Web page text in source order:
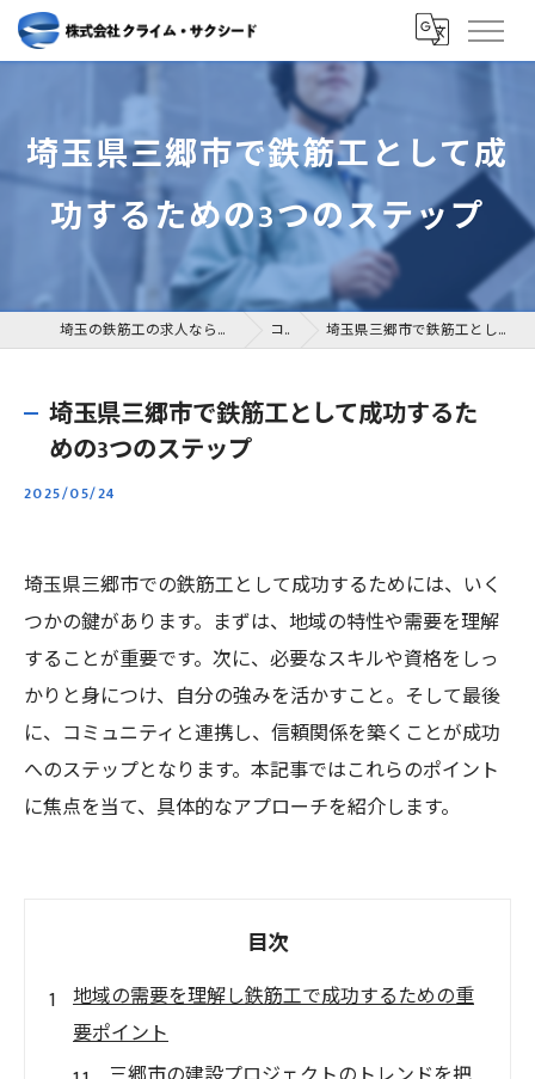
埼玉県三郷市で鉄筋工として成
功するための3つのステップ
埼玉の鉄筋工の求人なら株式会社クライム・サクシード コラム 埼玉県三郷市で鉄筋工として成功するための3つのステップ
埼玉県三郷市で鉄筋工として成功するた
めの3つのステップ
2025/05/24
埼玉県三郷市での鉄筋工として成功するためには、いく
つかの鍵があります。まずは、地域の特性や需要を理解
することが重要です。次に、必要なスキルや資格をしっ
かりと身につけ、自分の強みを活かすこと。そして最後
に、コミュニティと連携し、信頼関係を築くことが成功
へのステップとなります。本記事ではこれらのポイント
に焦点を当て、具体的なアプローチを紹介します。
目次
地域の需要を理解し鉄筋工で成功するための重
要ポイント